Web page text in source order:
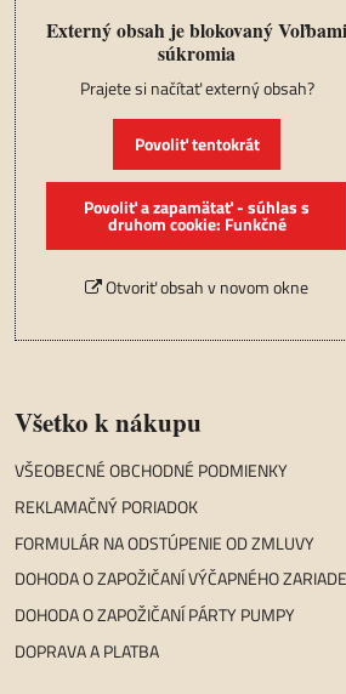
Externý obsah je blokovaný Voľbami
súkromia
Prajete si načítať externý obsah?
Povoliť tentokrát
Povoliť a zapamätať - súhlas s
druhom cookie: Funkčné
Otvoriť obsah v novom okne
Všetko k nákupu
VŠEOBECNÉ OBCHODNÉ PODMIENKY
REKLAMAČNÝ PORIADOK
FORMULÁR NA ODSTÚPENIE OD ZMLUVY
DOHODA O ZAPOŽIČANÍ VÝČAPNÉHO
DOHODA O ZAPOŽIČANÍ PÁRTY PUMPY
DOPRAVA A PLATBA